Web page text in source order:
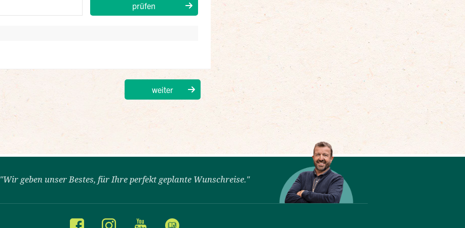
"Wir geben unser Bestes, für Ihre perfekt geplante Wunschreise."